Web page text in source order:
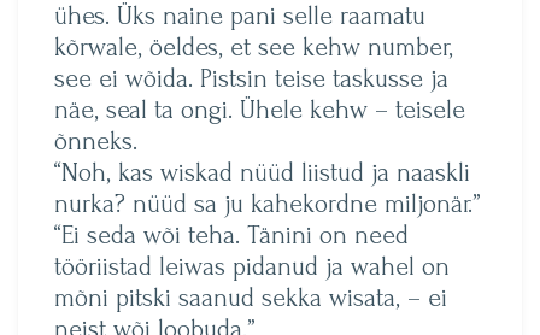
ühes. Üks naine pani selle raamatu
kõrwale, öeldes, et see kehw number,
see ei wõida. Pistsin teise taskusse ja
näe, seal ta ongi. Ühele kehw – teisele
õnneks.
“Noh, kas wiskad nüüd liistud ja naaskli
nurka? nüüd sa ju kahekordne miljonär.”
“Ei seda wõi teha. Tänini on need
tööriistad leiwas pidanud ja wahel on
mõni pitski saanud sekka wisata, – ei
neist wõi loobuda.”